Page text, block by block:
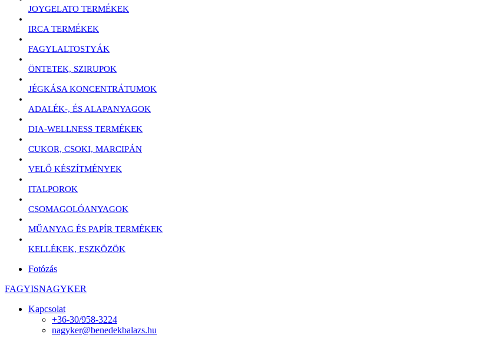
JOYGELATO TERMÉKEK
IRCA TERMÉKEK
FAGYLALTOSTYÁK
ÖNTETEK, SZIRUPOK
JÉGKÁSA KONCENTRÁTUMOK
ADALÉK-, ÉS ALAPANYAGOK
DIA-WELLNESS TERMÉKEK
CUKOR, CSOKI, MARCIPÁN
VELŐ KÉSZÍTMÉNYEK
ITALPOROK
CSOMAGOLÓANYAGOK
MŰANYAG ÉS PAPÍR TERMÉKEK
KELLÉKEK, ESZKÖZÖK
Fotózás
FAGYISNAGYKER
Kapcsolat
+36-30/958-3224
nagyker@benedekbalazs.hu